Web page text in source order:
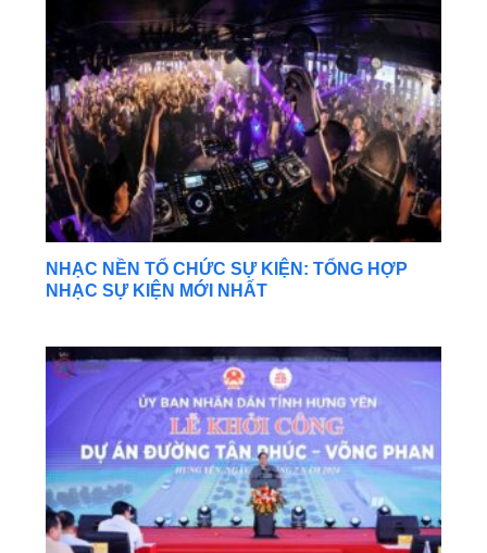
NHẠC NỀN TỔ CHỨC SỰ KIỆN: TỔNG HỢP
NHẠC SỰ KIỆN MỚI NHẤT